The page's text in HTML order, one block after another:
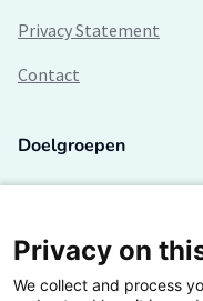
Privacy Statement
Contact
Doelgroepen
Lectoren en
Bedrijven
Privacy on
We collect and process